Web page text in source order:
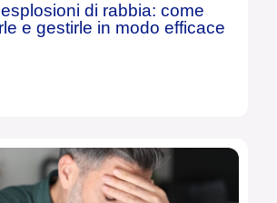
di rabbia: come
e gestirle in modo efficace